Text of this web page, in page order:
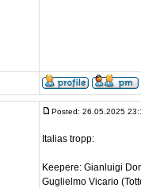
Posted: 26.05.2025
Italias tropp:
Keepere: Gianluigi
Guglielmo Vicario